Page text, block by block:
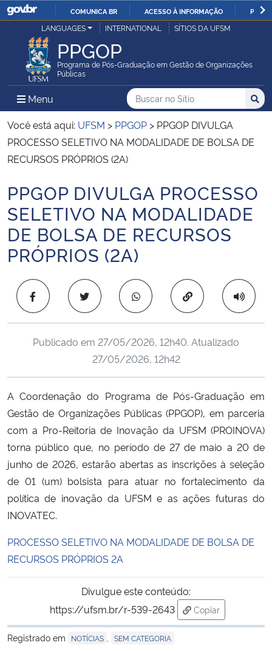
IR
O
COMUNICA BR ACESSO À INFORMAÇÃO
Ministério da Justiça e Segurança Pública
Ministério da Defesa
Ministério das Relações Exteriores
Ministério da Economia
Ministério da Infraestrutura
Ministério da Agricultura, Pecuária e Abastecimento
Ministério da Educação
Ministério da Cidadania
Ministério da Saúde
Ministério de Minas e Energia
Ministério da Ciência, Tecnologia, Inovações e Comunicações
Ministério do Meio Ambiente
Ministério do Turismo
Ministério do Desenvolvimento Regional
Controladoria-Geral da União
Ministério da Mulher, da Família e dos Direitos Humanos
Secretaria de Governo
Gabinete de Segurança Institucional
LANGUAGES INTERNATIONAL SÍTIOS DA UFSM
PPGOP
Programa de Pós-Graduação em Gestão de Organizações
Públicas
Menu Menu Principal do Sítio
Busca
Buscar no no Sítio
Busca:
Você está aqui: UFSM > PPGOP > PPGOP DIVULGA
PROCESSO SELETIVO NA MODALIDADE DE BOLSA DE
RECURSOS PRÓPRIOS (2A)
Início do conteúdo
PPGOP DIVULGA PROCESSO
SELETIVO NA MODALIDADE
DE BOLSA DE RECURSOS
PRÓPRIOS (2A)
Copiar para área
Publicado em 27/05/2026, 12h40. Atualizado
27/05/2026, 12h42
A Coordenação do Programa de Pós-Graduação em
Gestão de Organizações Públicas (PPGOP), em parceria
com a Pro-Reitoria de Inovação da UFSM (PROINOVA)
torna público que, no período de 27 de maio a 20 de
junho de 2026, estarão abertas as inscrições à seleção
de 01 (um) bolsista para atuar no fortalecimento da
política de inovação da UFSM e as ações futuras do
INOVATEC.
PROCESSO SELETIVO NA MODALIDADE DE BOLSA DE
RECURSOS PRÓPRIOS 2A
Divulgue este conteúdo:
https://ufsm.br/r-539-2643
Copiar
para área de
Registrado em
NOTÍCIAS SEM CATEGORIA